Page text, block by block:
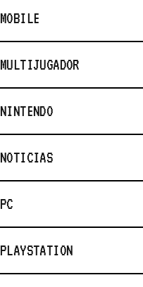
MOBILE
MULTIJUGADOR
NINTENDO
NOTICIAS
PC
PLAYSTATION